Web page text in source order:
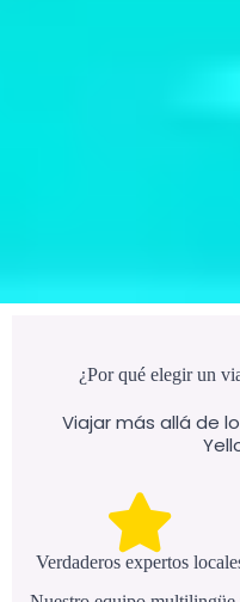
¿Por qué elegir un
Viajar más allá de
Verdaderos expertos